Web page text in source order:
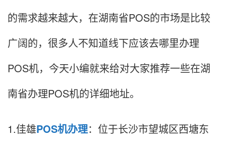
的需求越来越大，在湖南省POS的市场是比较
广阔的，很多人不知道线下应该去哪里办理
POS机，今天小编就来给对大家推荐一些在湖
南省办理POS机的详细地址。
1.佳雄POS机办理：位于长沙市望城区西塘东